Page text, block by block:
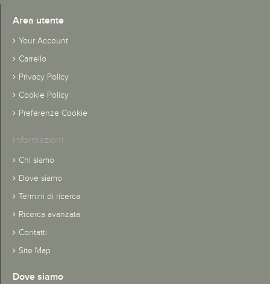
Area utente
Your Account
Carrello
Privacy Policy
Cookie Policy
Preferenze Cookie
Informazioni
Chi siamo
Dove siamo
Termini di ricerca
Ricerca avanzata
Contatti
Site Map
Dove siamo